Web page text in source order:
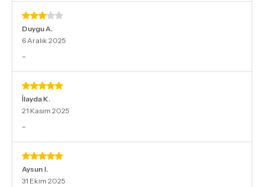
Duygu A.
6 Aralık 2025
-
İlayda K.
21 Kasım 2025
-
Aysun I.
31 Ekim 2025